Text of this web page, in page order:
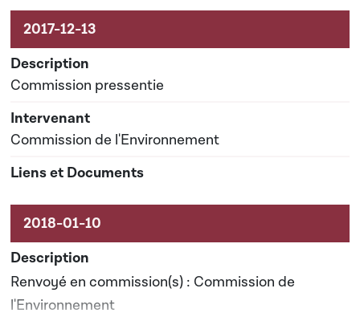
Commission pressentie
Commission de l'Environnement
Renvoyé en commission(s) : Commission de
l'Environnement